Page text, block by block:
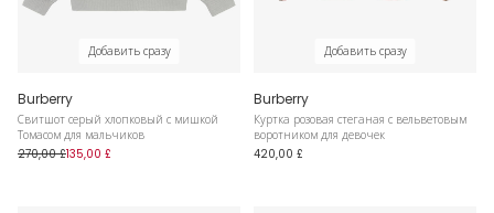
Добавить сразу
Burberry
Свитшот серый хлопковый с мишкой
Томасом для мальчиков
270,00 £135,00 £
Добавить сразу
Burberry
Куртка розовая стеганая с вельветовым
воротником для девочек
420,00 £